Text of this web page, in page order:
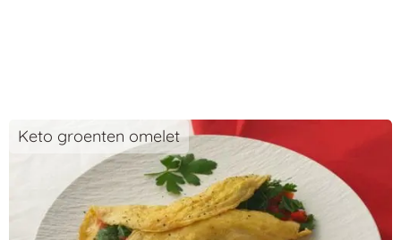
Keto groenten omelet